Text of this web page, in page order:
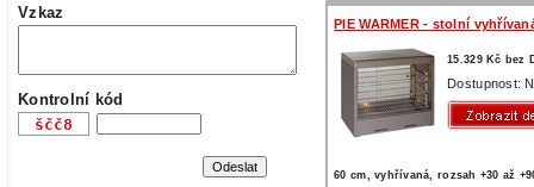
Vzkaz
Kontrolní kód
PIE WARMER - stolní
15.329 Kč bez
Dostupnost:
60 cm, vyhřívaná, rozsah +30 až